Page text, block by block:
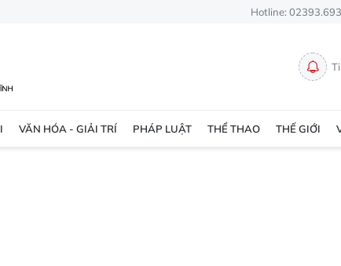
Hotline:
VĂN HÓA - GIẢI TRÍ PHÁP LUẬT THỂ THAO THẾ GIỚI